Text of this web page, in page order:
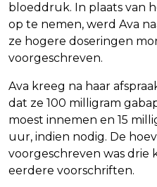
bloeddruk. In plaats van
op te nemen, werd Ava
ze hogere doseringen
voorgeschreven.
Ava kreeg na haar
dat ze 100 milligram
moest innemen en 15
uur, indien nodig. De
voorgeschreven was drie
eerdere voorschriften.